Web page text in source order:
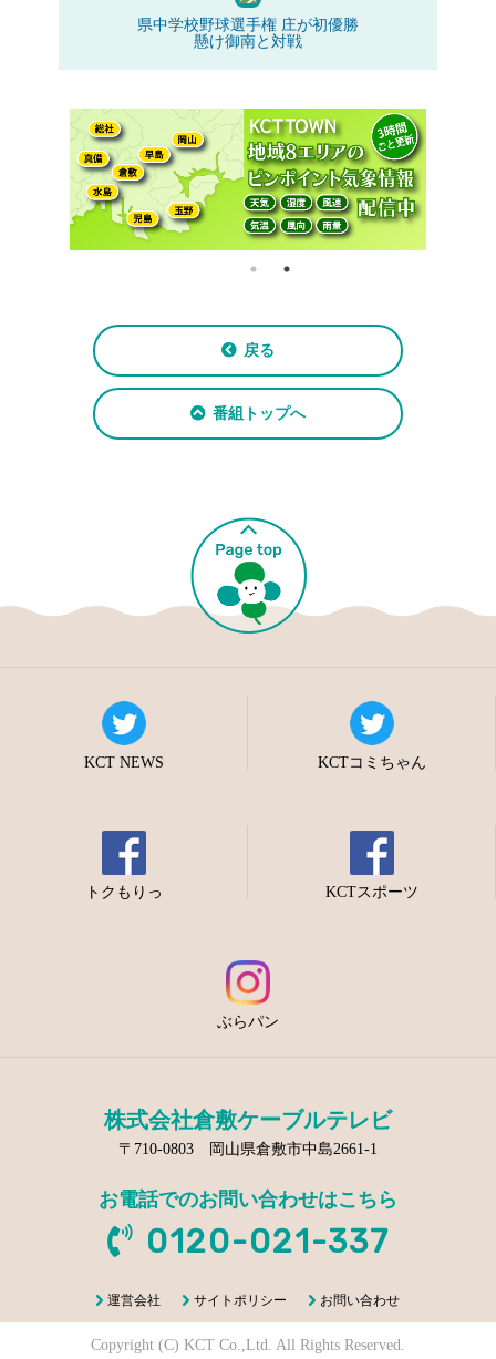
県中学校野球選手権 庄が初優勝
懸け御南と対戦
戻る
番組トップへ
KCT NEWS KCTコミちゃん
トクもりっ KCTスポーツ
ぶらパン
株式会社倉敷ケーブルテレビ
〒710-0803 岡山県倉敷市中島2661-1
お電話でのお問い合わせはこちら
0120-021-337
運営会社 サイトポリシー お問い合わせ
Copyright (C) KCT Co.,Ltd. All Rights Reserved.